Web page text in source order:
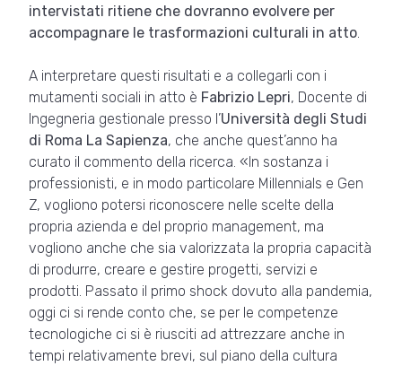
intervistati ritiene che dovranno evolvere per
accompagnare le trasformazioni culturali in atto.
A interpretare questi risultati e a collegarli con i
mutamenti sociali in atto è Fabrizio Lepri, Docente di
Ingegneria gestionale presso l’Università degli Studi
di Roma La Sapienza, che anche quest’anno ha
curato il commento della ricerca. «In sostanza i
professionisti, e in modo particolare Millennials e Gen
Z, vogliono potersi riconoscere nelle scelte della
propria azienda e del proprio management, ma
vogliono anche che sia valorizzata la propria capacità
di produrre, creare e gestire progetti, servizi e
prodotti. Passato il primo shock dovuto alla pandemia,
oggi ci si rende conto che, se per le competenze
tecnologiche ci si è riusciti ad attrezzare anche in
tempi relativamente brevi, sul piano della cultura